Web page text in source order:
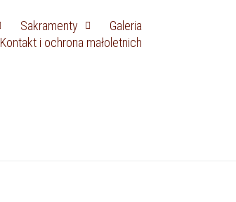
Sakramenty
Galeria
Kontakt i ochrona małoletnich